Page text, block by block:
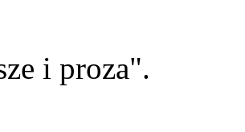
i proza".